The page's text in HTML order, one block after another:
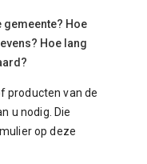
gemeente? Hoe
Hoe lang
producten van de
u nodig. Die
op deze